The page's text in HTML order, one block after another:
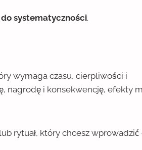
systematyczności.
wymaga czasu, cierpliwości i
nagrodę i konsekwencję, efekty
rytuał, który chcesz